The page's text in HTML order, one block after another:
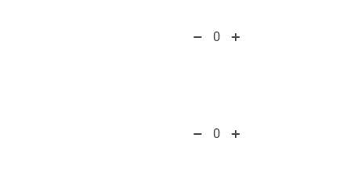
0
0